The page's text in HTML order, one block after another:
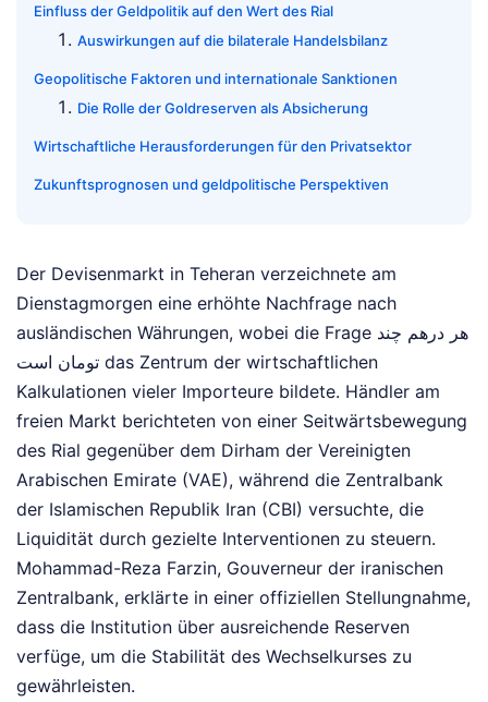
Einfluss der Geldpolitik auf den Wert des Rial
Auswirkungen auf die bilaterale Handelsbilanz
Geopolitische Faktoren und internationale Sanktionen
Die Rolle der Goldreserven als Absicherung
Wirtschaftliche Herausforderungen für den Privatsektor
Zukunftsprognosen und geldpolitische Perspektiven
Der Devisenmarkt in Teheran verzeichnete am
Dienstagmorgen eine erhöhte Nachfrage nach
ausländischen Währungen, wobei die Frage هر درهم چند
تومان است das Zentrum der wirtschaftlichen
Kalkulationen vieler Importeure bildete. Händler am
freien Markt berichteten von einer Seitwärtsbewegung
des Rial gegenüber dem Dirham der Vereinigten
Arabischen Emirate (VAE), während die Zentralbank
der Islamischen Republik Iran (CBI) versuchte, die
Liquidität durch gezielte Interventionen zu steuern.
Mohammad-Reza Farzin, Gouverneur der iranischen
Zentralbank, erklärte in einer offiziellen Stellungnahme,
dass die Institution über ausreichende Reserven
verfüge, um die Stabilität des Wechselkurses zu
gewährleisten.